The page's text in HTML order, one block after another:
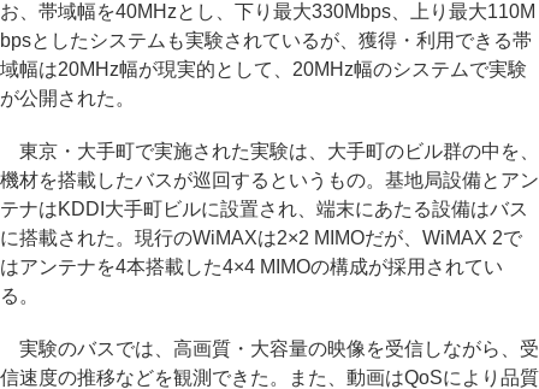
お、帯域幅を40MHzとし、下り最大330Mbps、上り最大110M
bpsとしたシステムも実験されているが、獲得・利用できる帯
域幅は20MHz幅が現実的として、20MHz幅のシステムで実験
が公開された。
東京・大手町で実施された実験は、大手町のビル群の中を、
機材を搭載したバスが巡回するというもの。基地局設備とアン
テナはKDDI大手町ビルに設置され、端末にあたる設備はバス
に搭載された。現行のWiMAXは2×2 MIMOだが、WiMAX 2で
はアンテナを4本搭載した4×4 MIMOの構成が採用されてい
る。
実験のバスでは、高画質・大容量の映像を受信しながら、受
信速度の推移などを観測できた。また、動画はQoSにより品質